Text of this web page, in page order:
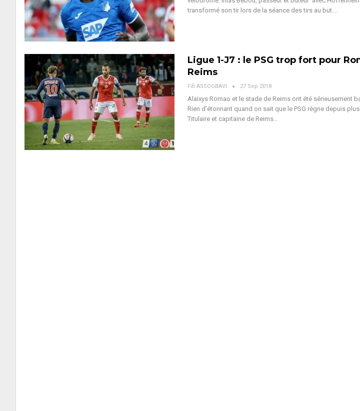
transformé son tir lors de la séance des tirs au but.…
Ligue 1-J7 : le PSG trop fort pour
Reims
Fifi ASSOGBAVI 27 Sep 2018
Alaixys Romao et le stade de Reims ont été sérieusement
Rien d’étonnant quand on sait que le PSG règne depuis
Titulaire et capitaine de Reims…